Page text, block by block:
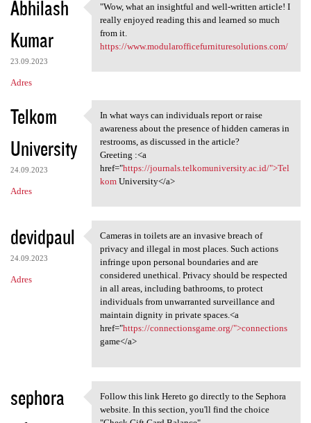
Abhilash
Kumar
23.09.2023
Adres
"Wow, what an insightful and
"Wow, what an insightful and well-written article! I
really enjoyed reading this and learned so much
from it.
https://www.modularofficefurnituresolutions.com/
Telkom
University
24.09.2023
Adres
In what ways can individuals
In what ways can individuals report or raise
awareness about the presence of hidden cameras in
restrooms, as discussed in the article?
Greeting :<a
href="https://journals.telkomuniversity.ac.id/">Tel
komUniversity</a>
devidpaul
24.09.2023
Adres
Cameras in toilets are an
Cameras in toilets are an invasive breach of
privacy and illegal in most places. Such actions
infringe upon personal boundaries and are
considered unethical. Privacy should be respected
in all areas, including bathrooms, to protect
individuals from unwarranted surveillance and
maintain dignity in private spaces.<a
href="https://connectionsgame.org/">connections
game</a>
sephora
Follow this link Hereto go
Follow this link Hereto go directly to the Sephora
website. In this section, you'll find the choice